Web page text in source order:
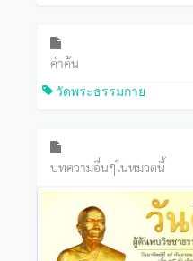
คำค้น
วัดพระธรรมกาย
บทความอื่นๆในหมวดนี้